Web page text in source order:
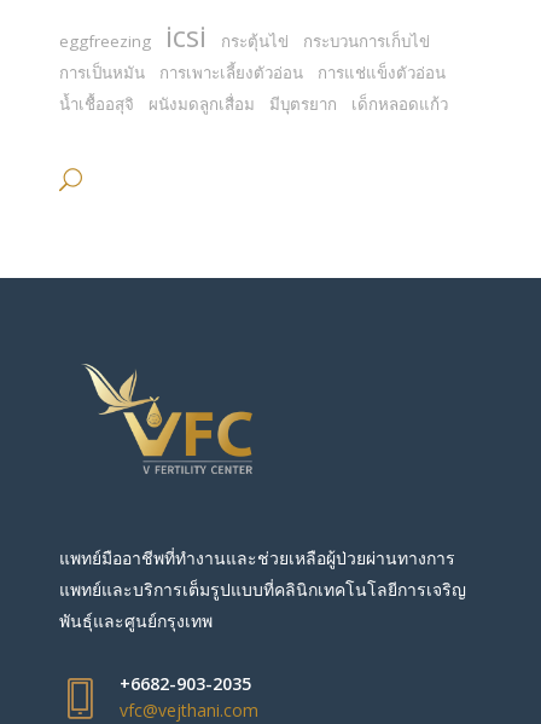
eggfreezing icsi กระตุ้นไข่
กระบวนการเก็บไข่
การเป็นหมัน
การเพาะเลี้ยงตัวอ่อน
การแช่แข็งตัวอ่อน
น้ำเชื้ออสุจิ
ผนังมดลูกเสื่อม มีบุตรยาก เด็กหลอดแก้ว
แพทย์มืออาชีพที่ทำงานและช่วยเหลือผู้ป่วยผ่านทางการ
แพทย์และบริการเต็มรูปแบบที่คลินิกเทคโนโลยีการเจริญ
พันธุ์และศูนย์กรุงเทพ
+6682-903-2035
vfc@vejthani.com